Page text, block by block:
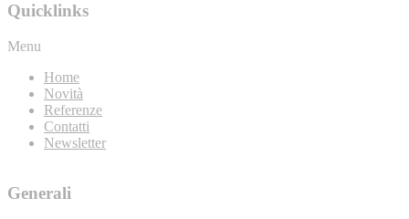
Quicklinks
Menu
Home
Novità
Referenze
Contatti
Newsletter
Generali